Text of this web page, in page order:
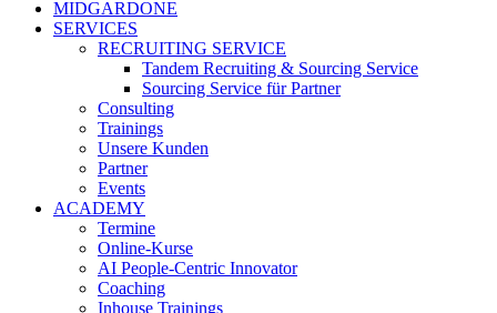
MIDGARDONE
SERVICES
RECRUITING SERVICE
Tandem Recruiting & Sourcing Service
Sourcing Service für Partner
Consulting
Trainings
Unsere Kunden
Partner
Events
ACADEMY
Termine
Online-Kurse
AI People-Centric Innovator
Coaching
Inhouse Trainings